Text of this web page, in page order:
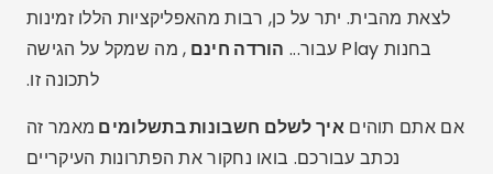
לצאת מהבית. יתר על כן, רבות מהאפליקציות הללו זמינות
בחנות Play עבור...
הורדה חינם , מה שמקל על הגישה
לתכונה זו.
אם אתם תוהיםאיך לשלם חשבונות בתשלומים מאמר זה
נכתב עבורכם. בואו נחקור את הפתרונות העיקריים